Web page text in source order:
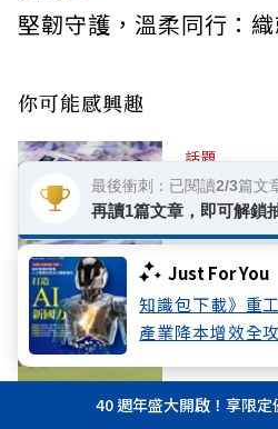
Just For You
知識包下載》重
產業降本增效全
堅韌守護，溫柔同行：
你可能感興趣
話題
停砍年金
院：判決後
國際
泰國知名
教師！學生
話題
40 週年盛大開啟！享限定
最後衝刺：已閱讀2/3篇文
再讀1篇文章，即可解鎖